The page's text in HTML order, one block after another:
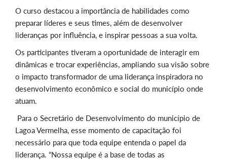
O curso destacou a importância de habilidades como
preparar líderes e seus times, além de desenvolver
lideranças por influência, e inspirar pessoas a sua volta.
Os participantes tiveram a oportunidade de interagir em
dinâmicas e trocar experiências, ampliando sua visão sobre
o impacto transformador de uma liderança inspiradora no
desenvolvimento econômico e social do município onde
atuam.
Para o Secretário de Desenvolvimento do município de
Lagoa Vermelha, esse momento de capacitação foi
necessário para que toda equipe entenda o papel da
liderança. “Nossa equipe é a base de todas as